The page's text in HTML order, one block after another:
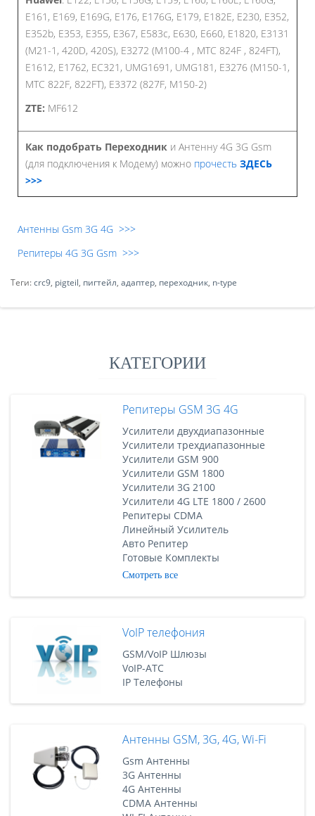
E161, E169, E169G, E176, E176G, E179, E182E, E230, E352,
E352b, E353, E355, E367, E583c, E630, E660, E1820, E3131
(М21-1, 420D, 420S), E3272 (M100-4 , МТС 824F , 824FT),
E1612, E1762, EC321, UMG1691, UMG181, E3276 (М150-1,
МТС 822F, 822FT), E3372 (827F, М150-2)
ZTE: MF612
Как подобрать Переходник и Антенну 4G 3G Gsm
(для подключения к Модему) можно прочесть ЗДЕСЬ
>>>
Антенны Gsm 3G 4G >>>
Репитеры 4G 3G Gsm >>>
Теги:crc9, pigteil, пигтейл, адаптер, переходник, n-type
КАТЕГОРИИ
Репитеры GSM 3G 4G
Усилители двухдиапазонные
Усилители трехдиапазонные
Усилители GSM 900
Усилители GSM 1800
Усилители 3G 2100
Усилители 4G LTE 1800 / 2600
Репитеры CDMA
Линейный Усилитель
Авто Репитер
Готовые Комплекты
Смотреть все
VoIP телефония
GSM/VoIP Шлюзы
VoIP-АТС
IP Телефоны
Антенны GSM, 3G, 4G, Wi-Fi
Gsm Антенны
3G Антенны
4G Антенны
CDMA Антенны